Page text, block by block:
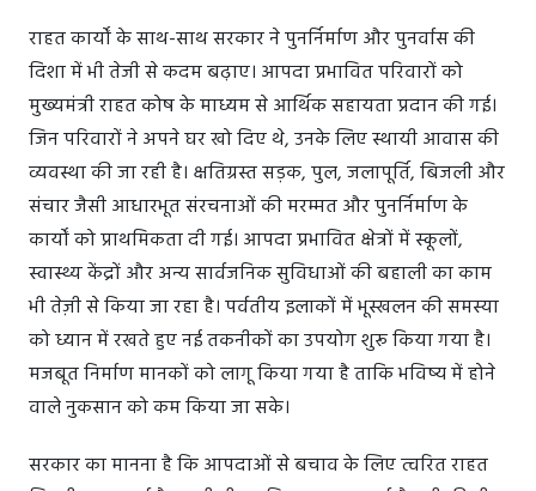
राहत कार्यों के साथ-साथ सरकार ने पुनर्निर्माण और पुनर्वास की
दिशा में भी तेजी से कदम बढ़ाए। आपदा प्रभावित परिवारों को
मुख्यमंत्री राहत कोष के माध्यम से आर्थिक सहायता प्रदान की गई।
जिन परिवारों ने अपने घर खो दिए थे, उनके लिए स्थायी आवास की
व्यवस्था की जा रही है। क्षतिग्रस्त सड़क, पुल, जलापूर्ति, बिजली और
संचार जैसी आधारभूत संरचनाओं की मरम्मत और पुनर्निर्माण के
कार्यों को प्राथमिकता दी गई। आपदा प्रभावित क्षेत्रों में स्कूलों,
स्वास्थ्य केंद्रों और अन्य सार्वजनिक सुविधाओं की बहाली का काम
भी तेज़ी से किया जा रहा है। पर्वतीय इलाकों में भूस्खलन की समस्या
को ध्यान में रखते हुए नई तकनीकों का उपयोग शुरू किया गया है।
मजबूत निर्माण मानकों को लागू किया गया है ताकि भविष्य में होने
वाले नुकसान को कम किया जा सके।
सरकार का मानना है कि आपदाओं से बचाव के लिए त्वरित राहत